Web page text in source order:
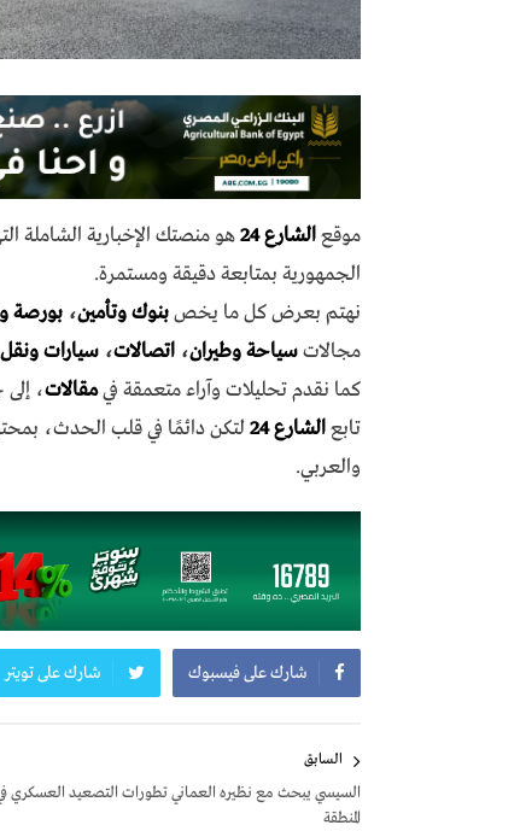
موقعالشارع 24 هو منصتك الإخبارية الشاملة
الجمهورية بمتابعة دقيقة ومستمرة.
نهتم بعرض كل ما يخصبنوك وتأمين، بورصة
مجالاتسياحة وطيران، اتصالات، سيارات ونقل
كما نقدم تحليلات وآراء متعمقة فيمقالات،
تابعالشارع 24
لتكن دائمًا في قلب الحدث،
والعربي.
شارك على فيسبوك شارك على تويتر
المقالات
السابق
السيسي يبحث مع نظيره العماني تطورات التصعيد العسكري
المنطقة